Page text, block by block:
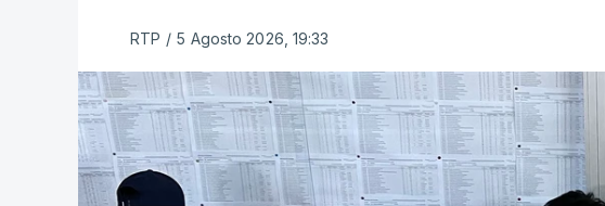
RTP / 5 Agosto 2026, 19:33